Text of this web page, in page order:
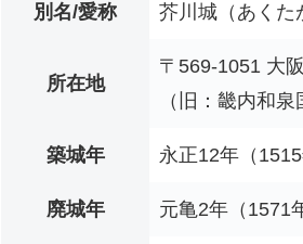
別名/愛称 芥川城（あくた
所在地
〒569-1051 大
（旧：畿内和泉
築城年 永正12年（1515
廃城年 元亀2年（1571